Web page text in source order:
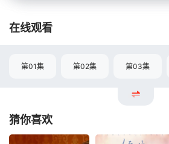
在线观看
第01集 第02集 第03集
猜你喜欢